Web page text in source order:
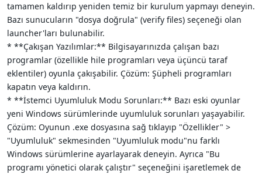
tamamen kaldırıp yeniden temiz bir kurulum yapmayı deneyin.
Bazı sunucuların "dosya doğrula" (verify files) seçeneği olan
launcher'ları bulunabilir.
* **Çakışan Yazılımlar:** Bilgisayarınızda çalışan bazı
programlar (özellikle hile programları veya üçüncü taraf
eklentiler) oyunla çakışabilir. Çözüm: Şüpheli programları
kapatın veya kaldırın.
* **İstemci Uyumluluk Modu Sorunları:** Bazı eski oyunlar
yeni Windows sürümlerinde uyumluluk sorunları yaşayabilir.
Çözüm: Oyunun .exe dosyasına sağ tıklayıp "Özellikler" >
"Uyumluluk" sekmesinden "Uyumluluk modu"nu farklı
Windows sürümlerine ayarlayarak deneyin. Ayrıca "Bu
programı yönetici olarak çalıştır" seçeneğini işaretlemek de